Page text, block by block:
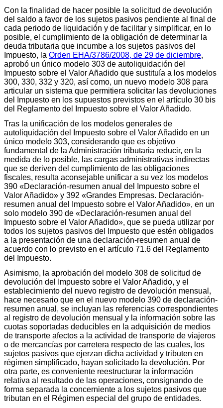
Con la finalidad de hacer posible la solicitud de devolución
del saldo a favor de los sujetos pasivos pendiente al final de
cada periodo de liquidación y de facilitar y simplificar, en lo
posible, el cumplimiento de la obligación de determinar la
deuda tributaria que incumbe a los sujetos pasivos del
Impuesto, la Orden EHA/3786/2008, de 29 de diciembre,
aprobó un único modelo 303 de autoliquidación del
Impuesto sobre el Valor Añadido que sustituía a los modelos
300, 330, 332 y 320, así como, un nuevo modelo 308 para
articular un sistema que permitiera solicitar las devoluciones
del Impuesto en los supuestos previstos en el artículo 30 bis
del Reglamento del Impuesto sobre el Valor Añadido.
Tras la unificación de los modelos generales de
autoliquidación del Impuesto sobre el Valor Añadido en un
único modelo 303, considerando que es objetivo
fundamental de la Administración tributaria reducir, en la
medida de lo posible, las cargas administrativas indirectas
que se deriven del cumplimiento de las obligaciones
fiscales, resulta aconsejable unificar a su vez los modelos
390 «Declaración-resumen anual del Impuesto sobre el
Valor Añadido» y 392 «Grandes Empresas. Declaración-
resumen anual del Impuesto sobre el Valor Añadido», en un
solo modelo 390 de «Declaración-resumen anual del
Impuesto sobre el Valor Añadido», que se pueda utilizar por
todos los sujetos pasivos del Impuesto que estén obligados
a la presentación de una declaración-resumen anual de
acuerdo con lo previsto en el artículo 71.6 del Reglamento
del Impuesto.
Asimismo, la aprobación del modelo 308 de solicitud de
devolución del Impuesto sobre el Valor Añadido, y el
establecimiento del nuevo registro de devolución mensual,
hace necesario que en el nuevo modelo 390 de declaración-
resumen anual, se incluyan las referencias correspondientes
al registro de devolución mensual y la información sobre las
cuotas soportadas deducibles en la adquisición de medios
de transporte afectos a la actividad de transporte de viajeros
o de mercancías por carretera respecto de las cuales, los
sujetos pasivos que ejerzan dicha actividad y tributen en
régimen simplificado, hayan solicitado la devolución. Por
otra parte, es conveniente reestructurar la información
relativa al resultado de las operaciones, consignando de
forma separada la concerniente a los sujetos pasivos que
tributan en el Régimen especial del grupo de entidades.